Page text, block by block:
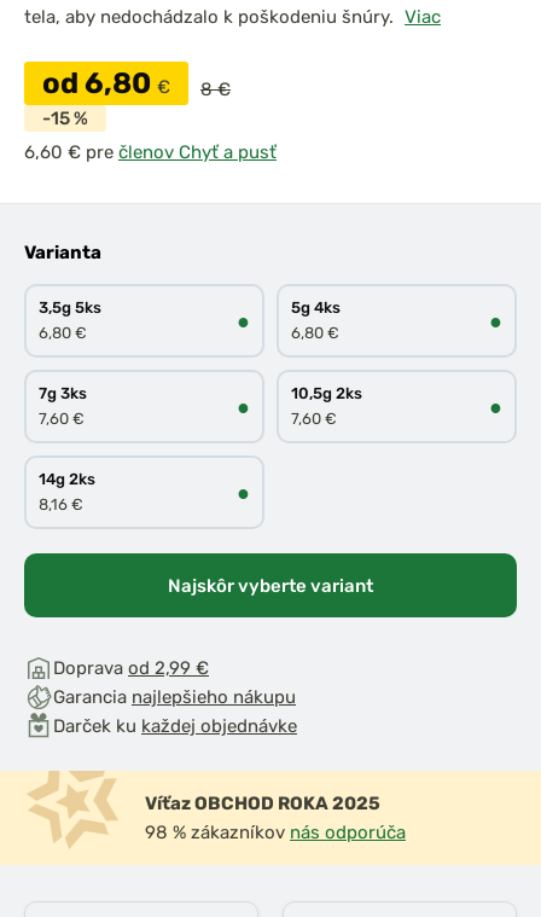
tela, aby nedochádzalo k poškodeniu šnúry. Viac
od 6,80 €
8 €
-15 %
pre členov Chyť a pusť
Varianta
3,5g 5ks
6,80 €
●
5g 4ks
6,80 €
●
7g 3ks
7,60 €
●
10,5g 2ks
7,60 €
●
14g 2ks
8,16 €
●
Najskôr vyberte variant
Doprava od 2,99 €
Garancia najlepšieho nákupu
Darček ku každej objednávke
Víťaz OBCHOD ROKA 2025
98 % zákazníkov nás odporúča